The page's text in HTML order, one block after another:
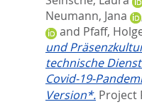
Neumann, Jana
and Pfaff,
und
technische
Covid-19-
Version*. Project